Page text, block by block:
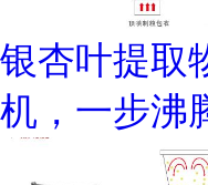
银杏叶提取
机，一步沸